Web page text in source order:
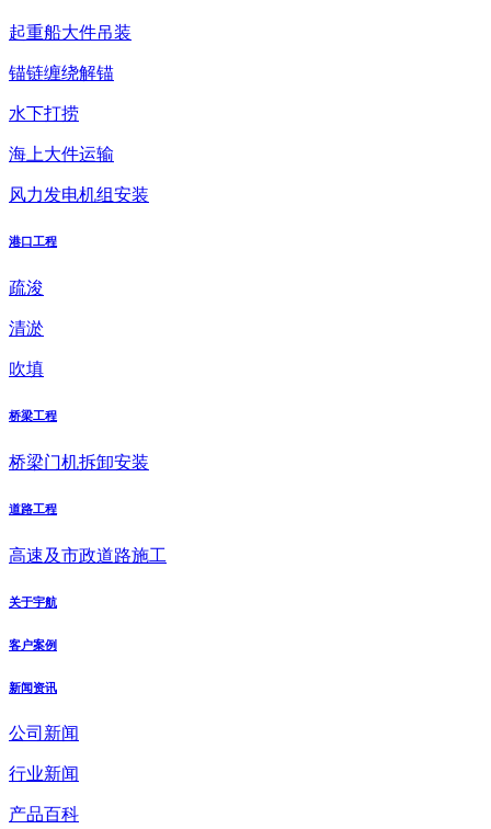
起重船大件吊装
锚链缠绕解锚
水下打捞
海上大件运输
风力发电机组安装
港口工程
疏浚
清淤
吹填
桥梁工程
桥梁门机拆卸安装
道路工程
高速及市政道路施工
关于宇航
客户案例
新闻资讯
公司新闻
行业新闻
产品百科